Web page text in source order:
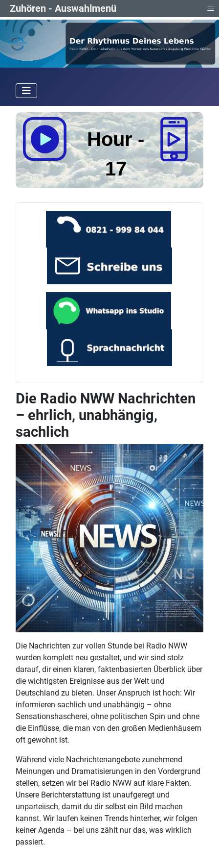
Hour-
17
Die Radio NWW Nachrichten
– ehrlich, unabhängig,
sachlich
Die Nachrichten zur vollen Stunde bei Radio NWW
wurden komplett neu gestaltet, und wir sind stolz
darauf, dir einen klaren, faktenbasierten Überblick über
die wichtigsten Ereignisse aus der Welt und
Deutschland zu bieten. Unser Anspruch ist hoch: Wir
informieren sachlich und unabhängig – ohne
Sensationshascherei, ohne politischen Spin und ohne
die Einflüsse, die man von den großen Medienhäusern
oft gewohnt ist.
Während viele Nachrichtenangebote zunehmend
Meinungen und Dramatisierungen in den Vordergrund
stellen, setzen wir bei Radio NWW auf klare Fakten.
Unsere Berichterstattung ist unaufgeregt und
unparteiisch, damit du dir selbst ein Bild machen
kannst. Wir laufen keinen Trends hinterher, wir folgen
keiner Agenda – bei uns zählt nur das, was wirklich
passiert.
Zuhören - Auswahlmenü ≡